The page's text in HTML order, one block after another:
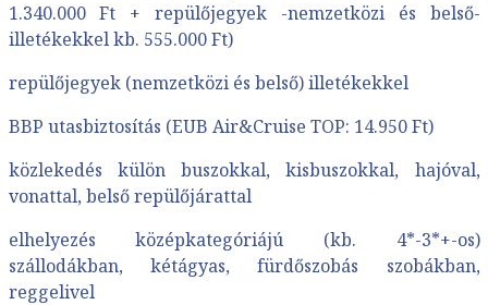
1.340.000 Ft + repülőjegyek -nemzetközi és belső-
illetékekkel kb. 555.000 Ft)
repülőjegyek (nemzetközi és belső) illetékekkel
BBP utasbiztosítás (EUB Air&Cruise TOP: 14.950 Ft)
közlekedés külön buszokkal, kisbuszokkal, hajóval,
vonattal, belső repülőjárattal
elhelyezés középkategóriájú (kb. 4*-3*+-os)
szállodákban, kétágyas, fürdőszobás szobákban,
reggelivel